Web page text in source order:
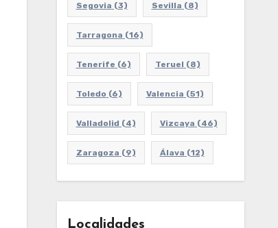
Segovia (3) Sevilla (8)
Tarragona (16)
Tenerife (6) Teruel (8)
Toledo (6) Valencia (51)
Valladolid (4) Vizcaya (46)
Zaragoza (9) Álava (12)
Localidades